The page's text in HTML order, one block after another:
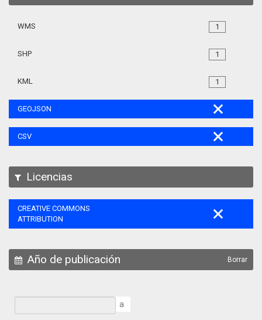
1
WMS
1
SHP
1
KML
GEOJSON
CSV
Licencias
CREATIVE COMMONS
ATTRIBUTION
Año de publicación Borrar
a